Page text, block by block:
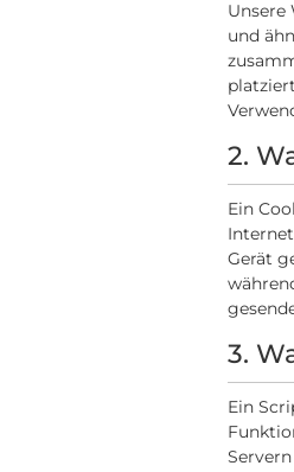
Unsere
und
2.
Ein
Gerät
3.
Ein